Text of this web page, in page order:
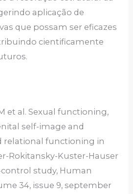
aplicação de
que possam ser eficazes
cientificamente
et al. Sexual functioning,
self-image and
relational functioning in
Rokitansky-Kuster-Hauser
study, Human
34, issue 9, september